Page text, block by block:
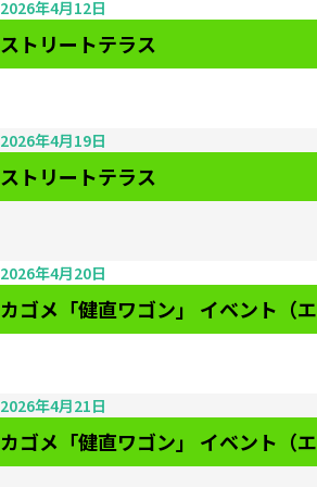
2026年4月12日
ストリートテラス
2026年4月19日
ストリートテラス
2026年4月20日
カゴメ「健直ワゴン」 イベント（エ
2026年4月21日
カゴメ「健直ワゴン」 イベント（エ